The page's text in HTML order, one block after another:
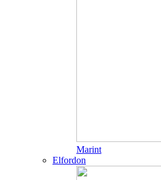
Marint
Elfordon